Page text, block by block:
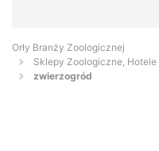
Orły Branży Zoologicznej
Sklepy Zoologiczne,
zwierzogród